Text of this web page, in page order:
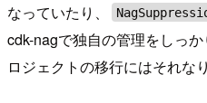
なっていたり、
cdk-nagで独自の管理をしっ
ロジェクトの移行にはそれな